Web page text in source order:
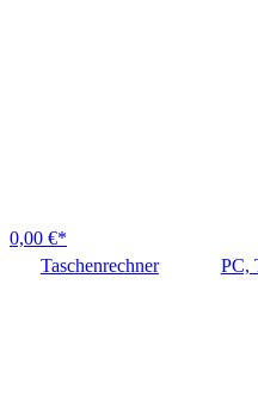
0,00 €*
Taschenrechner
PC,